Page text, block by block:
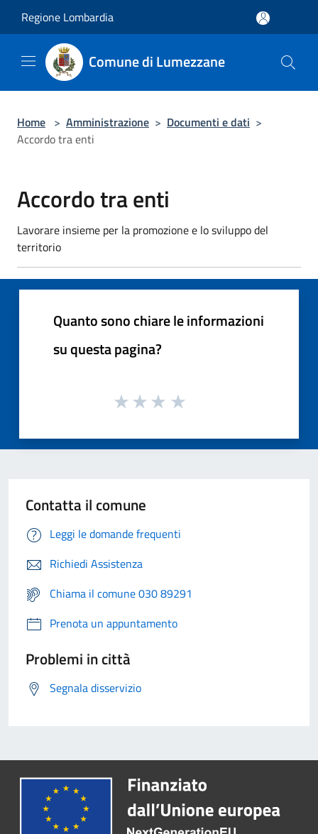
Regione Lombardia
Comune di Lumezzane
Home > Amministrazione > Documenti e dati >
Accordo tra enti
Accordo tra enti
Lavorare insieme per la promozione e lo sviluppo del
territorio
Quanto sono chiare le informazioni
su questa pagina?
Contatta il comune
Leggi le domande frequenti
Richiedi Assistenza
Chiama il comune 030 89291
Prenota un appuntamento
Problemi in città
Segnala disservizio